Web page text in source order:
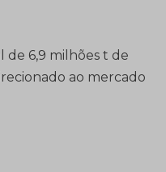
de 6,9 milhões t de
ao mercado